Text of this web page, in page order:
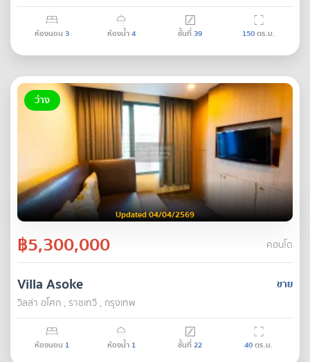
ห้องนอน 3 ห้องน้ำ4 ชั้นที่39 150ตร.ม.
ว่าง
Updated 04/04/2569
฿5,300,000 คอนโด
ขาย
Villa Asoke
วิลล่า อโศก , ราชเทวี , กรุงเทพ
ห้องนอน 1 ห้องน้ำ 1 ชั้นที่22 40ตร.ม.